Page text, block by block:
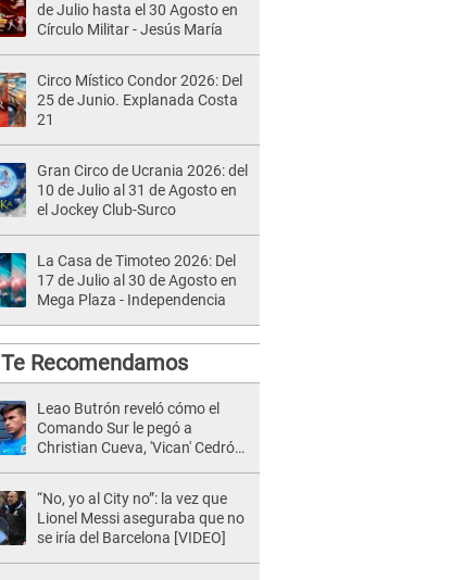
de Julio hasta el 30 Agosto en
Círculo Militar - Jesús María
Circo Místico Condor 2026: Del
25 de Junio. Explanada Costa
21
Gran Circo de Ucrania 2026: del
10 de Julio al 31 de Agosto en
el Jockey Club-Surco
La Casa de Timoteo 2026: Del
17 de Julio al 30 de Agosto en
Mega Plaza - Independencia
Te Recomendamos
Leao Butrón reveló cómo el
Comando Sur le pegó a
Christian Cueva, 'Vican' Cedrón
“No, yo al City no”: la vez que
Lionel Messi aseguraba que no
se iría del Barcelona [VIDEO]